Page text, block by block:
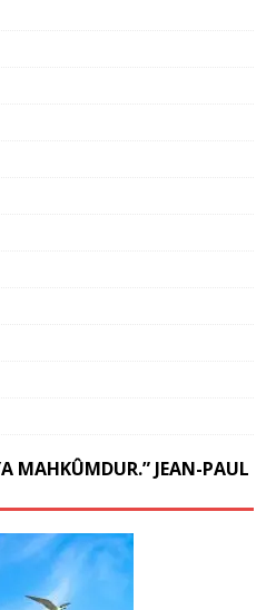
MAHKÛMDUR.” JEAN-PAUL